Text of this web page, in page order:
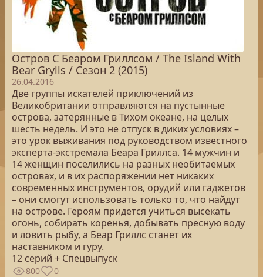
Остров С Беаром Гриллсом / The Island With
Bear Grylls / Сезон 2 (2015)
26.04.2016
Две группы искателей приключений из
Великобритании отправляются на пустынные
острова, затерянные в Тихом океане, на целых
шесть недель. И это не отпуск в диких условиях –
это урок выживания под руководством известного
эксперта-экстремала Беара Гриллса. 14 мужчин и
14 женщин поселились на разных необитаемых
островах, и в их распоряжении нет никаких
современных инструментов, орудий или гаджетов
– они смогут использовать только то, что найдут
на острове. Героям придется учиться высекать
огонь, собирать коренья, добывать пресную воду
и ловить рыбу, а Беар Гриллс станет их
наставником и гуру.
12 серий + Спецвыпуск
800 0